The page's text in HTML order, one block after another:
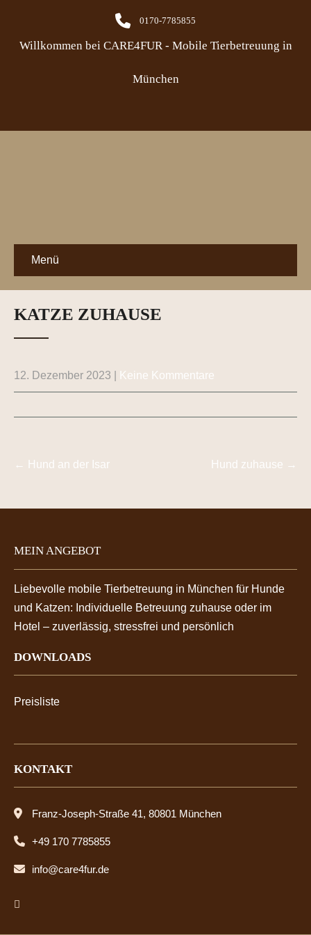
0170-7785855
Willkommen bei CARE4FUR - Mobile Tierbetreuung in
München
Menü
KATZE ZUHAUSE
12. Dezember 2023 Keine Kommentare
navigation
← Hund an der Isar Hund zuhause →
MEIN ANGEBOT
Liebevolle mobile Tierbetreuung in München für Hunde
und Katzen: Individuelle Betreuung zuhause oder im
Hotel – zuverlässig, stressfrei und persönlich
DOWNLOADS
Preisliste
KONTAKT
Franz-Joseph-Straße 41, 80801 München
+49 170 7785855
info@care4fur.de